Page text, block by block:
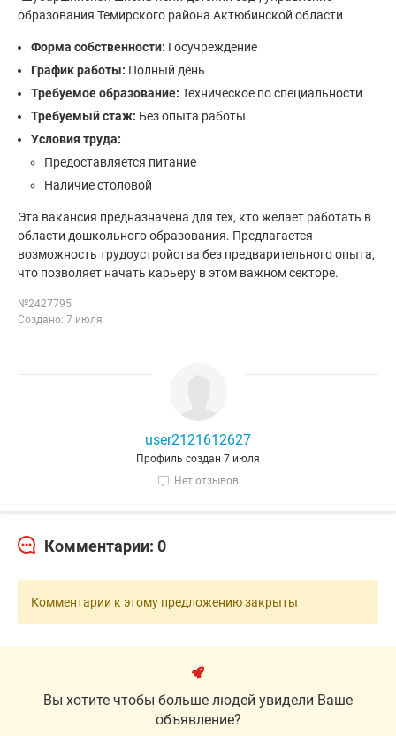
образования Темирского района Актюбинской области
Форма собственности: Госучреждение
График работы: Полный день
Требуемое образование: Техническое по специальности
Требуемый стаж: Без опыта работы
Условия труда:
Предоставляется питание
Наличие столовой
Эта вакансия предназначена для тех, кто желает работать в
области дошкольного образования. Предлагается
возможность трудоустройства без предварительного опыта,
что позволяет начать карьеру в этом важном секторе.
№2427795
Создано: 7 июля
user2121612627
Профиль создан 7 июля
Нет отзывов
Комментарии: 0
Комментарии к этому предложению закрыты
Вы хотите чтобы больше людей увидели Ваше
объявление?